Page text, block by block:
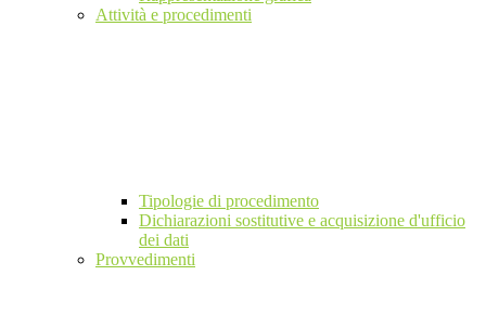
Attività e procedimenti
Tipologie di procedimento
Dichiarazioni sostitutive e acquisizione d'ufficio
dei dati
Provvedimenti